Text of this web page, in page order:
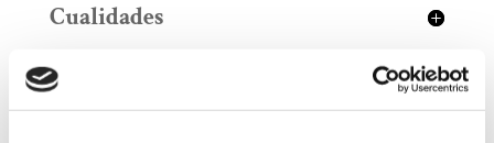
Cualidades
¡Consúltanos cualquier